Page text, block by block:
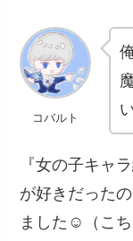
コバルト
『女の子キャ
が好きだった
ました☺️（こ